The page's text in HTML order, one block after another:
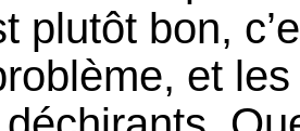
plutôt bon,
et